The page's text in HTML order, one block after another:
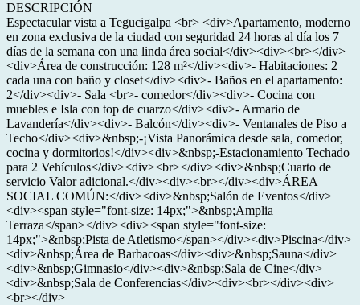
DESCRIPCIÓN
Espectacular vista a Tegucigalpa <br> <div>Apartamento, moderno
en zona exclusiva de la ciudad con seguridad 24 horas al día los 7
días de la semana con una linda área social</div><div><br></div>
<div>Área de construcción: 128 m²</div><div>- Habitaciones: 2
cada una con baño y closet</div><div>- Baños en el apartamento:
2</div><div>- Sala <br>- comedor</div><div>- Cocina con
muebles e Isla con top de cuarzo</div><div>- Armario de
Lavandería</div><div>- Balcón</div><div>- Ventanales de Piso a
Techo</div><div>&nbsp;-¡Vista Panorámica desde sala, comedor,
cocina y dormitorios!</div><div>&nbsp;-Estacionamiento Techado
para 2 Vehículos</div><div><br></div><div>&nbsp;Cuarto de
servicio Valor adicional.</div><div><br></div><div>ÁREA
SOCIAL COMÚN:</div><div>&nbsp;Salón de Eventos</div>
<div><span style="font-size: 14px;">&nbsp;Amplia
Terraza</span></div><div><span style="font-size:
14px;">&nbsp;Pista de Atletismo</span></div><div>Piscina</div>
<div>&nbsp;Área de Barbacoas</div><div>&nbsp;Sauna</div>
<div>&nbsp;Gimnasio</div><div>&nbsp;Sala de Cine</div>
<div>&nbsp;Sala de Conferencias</div><div><br></div><div>
<br></div>